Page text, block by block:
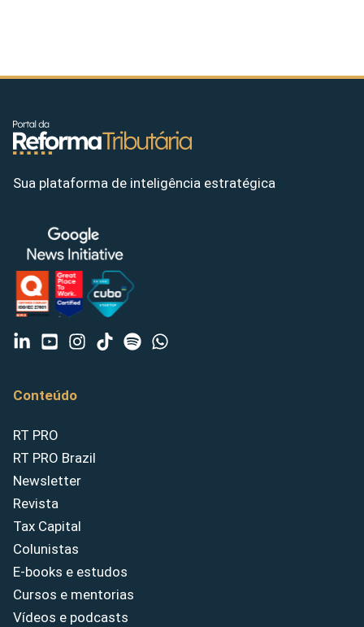
Sua plataforma de inteligência estratégica
Conteúdo
RT PRO
RT PRO Brazil
Newsletter
Revista
Tax Capital
Colunistas
E-books e estudos
Cursos e mentorias
Vídeos e podcasts